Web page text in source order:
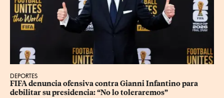
DEPORTES
FIFA denuncia ofensiva contra Gianni Infantino para
debilitar su presidencia: “No lo toleraremos”